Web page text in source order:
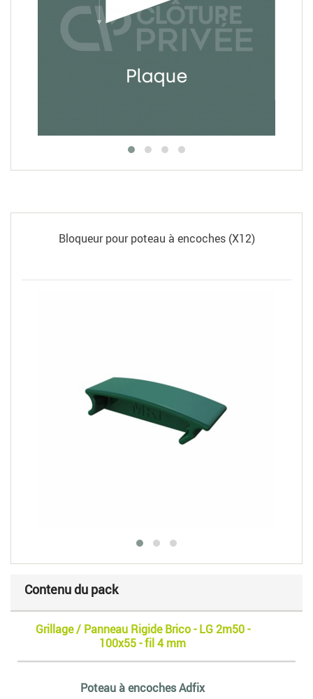
Bloqueur pour poteau à encoches (X12)
Contenu du pack
Grillage / Panneau Rigide Brico - LG 2m50 -
100x55 - fil 4 mm
Poteau à encoches Adfix